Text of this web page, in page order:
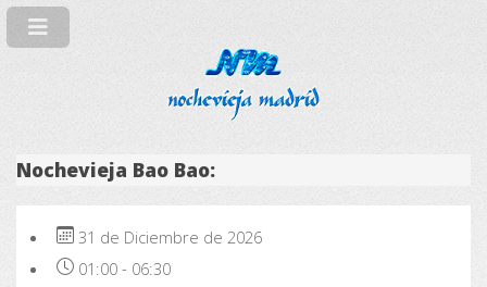
Nochevieja Bao Bao:
31 de Diciembre de 2026
01:00- 06:30